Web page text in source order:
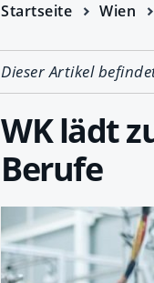
Startseite Wien
Dieser Artikel
WK lädt
Berufe